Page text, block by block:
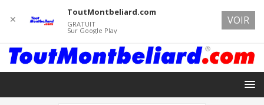
✕
ToutMontbeliard.com
GRATUIT
Sur Google Play
VOIR